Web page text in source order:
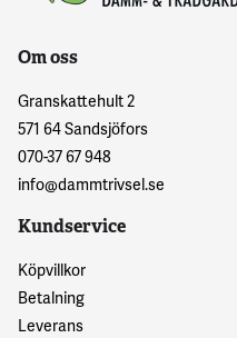
Om oss
Granskattehult 2
571 64 Sandsjöfors
070-37 67 948
info@dammtrivsel.se
Kundservice
Köpvillkor
Betalning
Leverans